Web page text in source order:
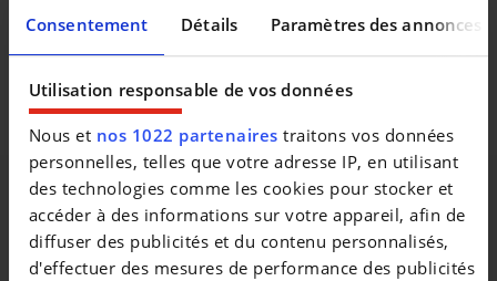
Consentement Détails Paramètres des annonces
Utilisation responsable de vos données
Nous et nos 1022 partenaires traitons vos données
personnelles, telles que votre adresse IP, en utilisant
des technologies comme les cookies pour stocker et
accéder à des informations sur votre appareil, afin de
diffuser des publicités et du contenu personnalisés,
d'effectuer des mesures de performance des publicités
opgeleide medewerkers garanderen U kwaliteit en perfecte
service. Bezoek www.decaigny.be en vind uw droomwagen.
Bedankt voor uw interesse in onze diensten. Familie
Decaigny en het ganse team.
Véhicules similaires